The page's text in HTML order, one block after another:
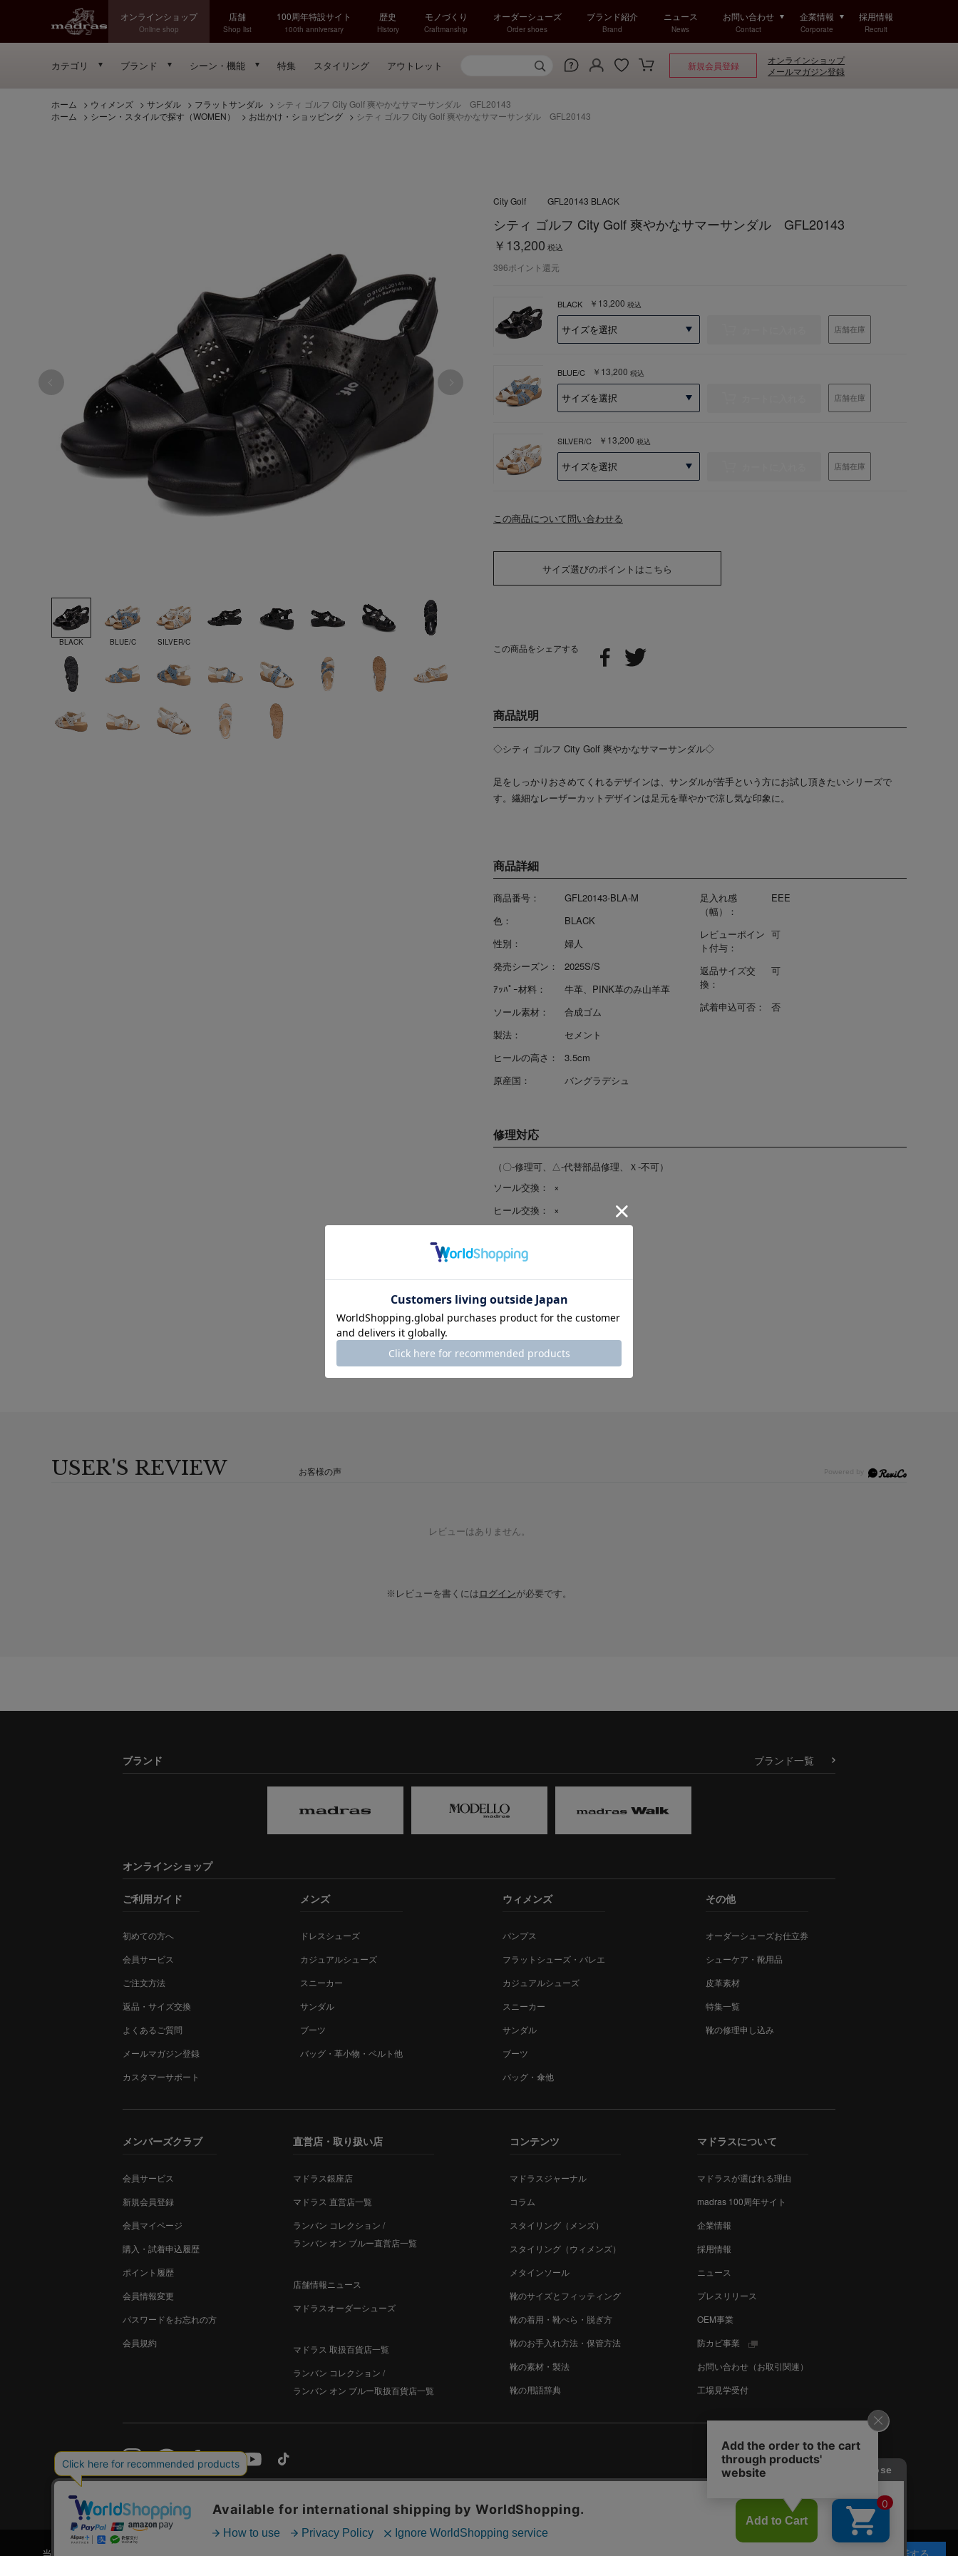
オンラインショップ
Online shop
店舗
Shop list
100周年特設サイト
100th anniversary
歴史
History
モノづくり
Craftmanship
オーダーシューズ
Order shoes
ブランド紹介
Brand
ニュース
News
お問い合わせ
Contact
企業情報
Corporate
採用情報
Recruit
カテゴリ ブランド シーン・機能 特集 スタイリング アウトレット 新規会員登録
オンラインショップ
メールマガジン登録
ホーム > ウィメンズ > サンダル > フラットサンダル > シティ ゴルフ City Golf 爽やかなサマーサンダル GFL20143
ホーム
> シーン・スタイルで探す（WOMEN） > お出かけ・ショッピング > シティ ゴルフ City Golf 爽やかなサマーサンダル GFL20143
BLACK BLUE/C SILVER/C この商品をシェアする
シティ ゴルフ City Golf 爽やかなサマーサンダル GFL20143
￥13,200 税込
商品詳細
商品番号：
GFL20143-BLA-M
色：
BLACK
性別：
婦人
発売シーズン：
2025S/S
ｱｯﾊﾟｰ材料：
牛革、PINK革のみ山羊革
ソール素材：
合成ゴム
製法：
セメント
ヒールの高さ：
3.5cm
原産国：
バングラデシュ
足入れ感
（幅）：
EEE
レビューポイン
ト付与：
可
返品サイズ交
換：
可
試着申込可否： 否
修理対応
（〇-修理可、△-代替部品修理、Ｘ-不可）
ソール交換：
×
ヒール交換：
×
BLACK ￥13,200 税込
店舗在庫
BLUE/C ￥13,200 税込
店舗在庫
SILVER/C ￥13,200 税込
店舗在庫
City Golf GFL20143 BLACK
396ポイント還元
商品説明
◇シティ ゴルフ City Golf 爽やかなサマーサンダル◇
足をしっかりおさめてくれるデザインは、サンダルが苦手という方にお試し頂きたいシリーズで
す。繊細なレーザーカットデザインは足元を華やかで涼し気な印象に。
この商品について問い合わせる
サイズ選びのポイントはこちら
USER'S REVIEW お客様の声
レビューはありません。
※レビューを書くには ログインが必要です。
ブランド ブランド一覧
オンラインショップ
ご利用ガイド
初めての方へ
会員サービス
ご注文方法
返品・サイズ交換
よくあるご質問
メールマガジン登録
カスタマーサポート
メンズ
ドレスシューズ
カジュアルシューズ
スニーカー
サンダル
ブーツ
バッグ・革小物・ベルト他
ウィメンズ
パンプス
フラットシューズ・バレエ
カジュアルシューズ
スニーカー
サンダル
ブーツ
バッグ・傘他
その他
オーダーシューズお仕立券
シューケア・靴用品
皮革素材
特集一覧
靴の修理申し込み
メンバーズクラブ
会員サービス
新規会員登録
会員マイページ
購入・試着申込履歴
ポイント履歴
会員情報変更
パスワードをお忘れの方
会員規約
直営店・取り扱い店
マドラス銀座店
マドラス 直営店一覧
ランバン コレクション /
ランバン オン ブルー直営店一覧
店舗情報ニュース
マドラスオーダーシューズ
マドラス 取扱百貨店一覧
ランバン コレクション /
ランバン オン ブルー取扱百貨店一覧
コンテンツ
マドラスジャーナル
コラム
スタイリング（メンズ）
スタイリング（ウィメンズ）
メタインソール
靴のサイズとフィッティング
靴の着用・靴べら・脱ぎ方
靴のお手入れ方法・保管方法
靴の素材・製法
靴の用語辞典
マドラスについて
マドラスが選ばれる理由
madras 100周年サイト
企業情報
採用情報
ニュース
プレスリリース
OEM事業
防カビ事業
お問い合わせ（お取引関連）
工場見学受付
Language English 中文
© Madras Inc. All rights reserved.